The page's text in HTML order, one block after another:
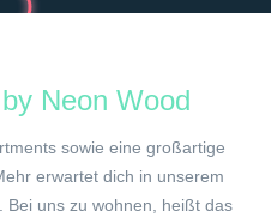
Neon Wood
sowie eine großartige
erwartet dich in unserem
Bei uns zu wohnen, heißt das